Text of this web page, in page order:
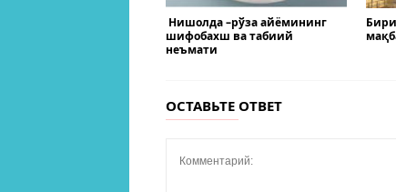
Нишолда –рўза айёмининг
шифобахш ва табиий
неъмати
ОСТАВЬТЕ ОТВЕТ